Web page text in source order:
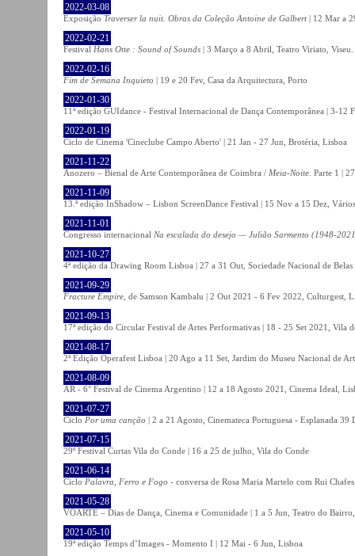
2022-03-08
Exposição Traverser la nuit. Obras da Coleção Antoine de Galbert | 12 Mar a
2022-02-21
Festival Hans Otte : Sound of Sounds | 3 Março a 8 Abril, Teatro Viriato, Viseu.
2022-02-16
Fim de Semana Inquieto | 19 e 20 Fev, Casa da Arquitectura, Porto
2022-01-30
11ª edição GUIdance - Festival Internacional de Dança Contemporânea | 3-12
2022-01-19
Ciclo de Cinema 'Cineclube Campo Aberto' | 21 Jan - 27 Jun, Brotéria, Lisboa
2021-11-22
Anozero – Bienal de Arte Contemporânea de Coimbra / Meia-Noite . Parte 1 |
2021-11-09
13.ª edição InShadow – Lisbon ScreenDance Festival | 15 Nov a 15 Dez,
2021-11-01
Congresso internacional Na escalada do desejo — Julião Sarmento (1948-
2021-10-27
4ª edição da Drawing Room Lisboa | 27 a 31 Out, Sociedade Nacional de
2021-09-29
Fracture Empire , de Samson Kambalu | 2 Out 2021 - 6 Fev 2022, Culturgest,
2021-09-13
17ª edição do Circular Festival de Artes Performativas | 18 - 25 Set 2021, Vila
2021-08-17
2ª Edição Operafest Lisboa | 20 Ago a 11 Set, Jardim do Museu Nacional de
2021-08-09
AR - 6° Festival de Cinema Argentino | 12 a 18 Agosto 2021, Cinema Ideal,
2021-07-27
Ciclo Por uma canção | 2 a 21 Agosto, Cinemateca Portuguesa - Esplanada 39
2021-07-15
29º Festival Curtas Vila do Conde | 16 a 25 de julho, Vila do Conde
2021-06-14
Ciclo Palavra, Ferro e Fogo - conversa de Rosa Maria Martelo com Rui
2021-05-28
VOARTE – Dias de Dança, Cinema e Comunidade | 1 a 5 Jun, Teatro do
2021-05-10
19ª edição Temps d’Images - Momento I | 12 Mai - 6 Jun, Lisboa